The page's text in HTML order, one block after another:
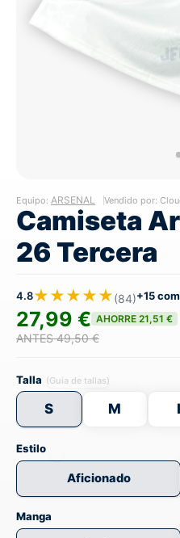
Equipo: ARSENAL Vendido por:
Camiseta
26 Tercera
4.8★★★★★(84)+15
27,99 € AHORRE 21,51 €
ANTES 49,50 €
Talla (Guía de tallas)
S M
Estilo
Aficionado
Manga